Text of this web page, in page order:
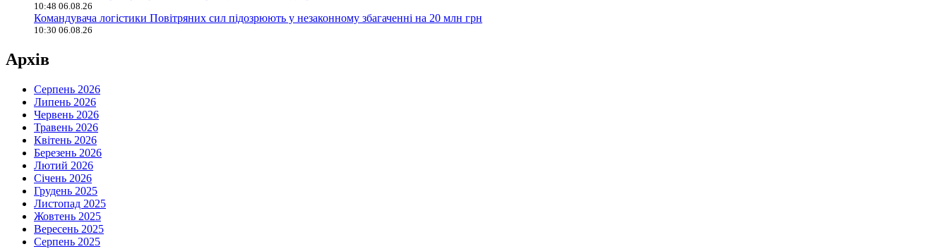
10:48 06.08.26
Командувача логістики Повітряних сил підозрюють у незаконному збагаченні на 20 млн грн
10:30 06.08.26
Архів
Серпень 2026
Липень 2026
Червень 2026
Травень 2026
Квітень 2026
Березень 2026
Лютий 2026
Січень 2026
Грудень 2025
Листопад 2025
Жовтень 2025
Вересень 2025
Серпень 2025